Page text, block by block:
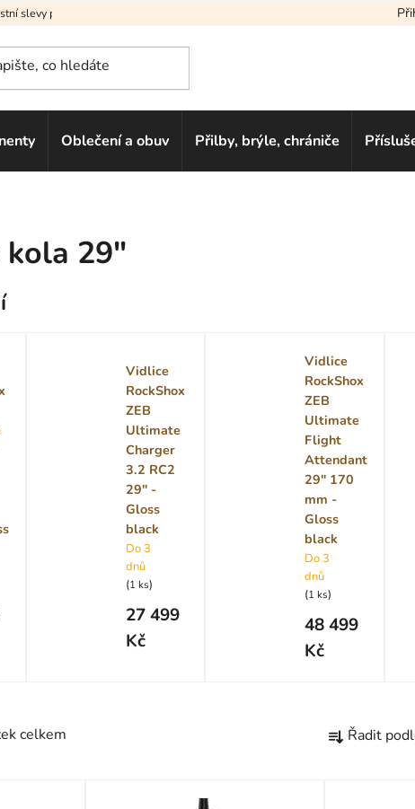
slevy pro vás
Oblečení a obuv Přilby, brýle, chrániče
29"
Vidlice
RockShox
ZEB
Ultimate
Charger
3.2 RC2
29" -
Gloss
black
Do 3
dnů
(1 ks)
27 499
Kč
Vidlice
RockShox
ZEB
Ultimate
Flight
Attendant
29" 170
mm -
Gloss
black
Do 3
dnů
(1 ks)
48 499
Kč
celkem
a Řadit